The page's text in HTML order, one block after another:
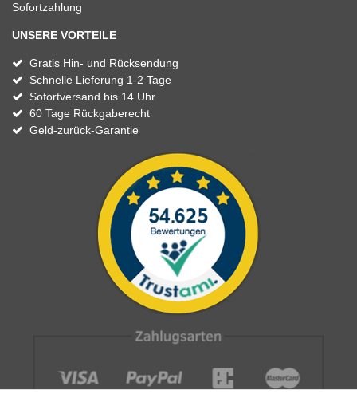
Sofortzahlung
UNSERE VORTEILE
Gratis Hin- und Rücksendung
Schnelle Lieferung 1-2 Tage
Sofortversand bis 14 Uhr
60 Tage Rückgaberecht
Geld-zurück-Garantie